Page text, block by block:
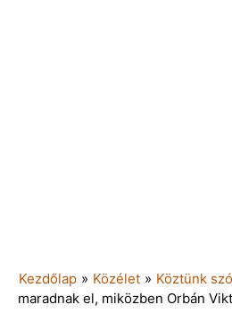
Kezdőlap » Közélet » Köztünk
maradnak el, miközben Orbán